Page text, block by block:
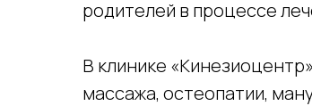
родителей в процессе
В клинике
массажа, остеопатии,